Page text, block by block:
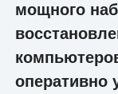
мощного
оперативно